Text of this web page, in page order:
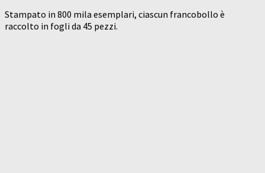
Stampato in 800 mila esemplari, ciascun francobollo è
raccolto in fogli da 45 pezzi.